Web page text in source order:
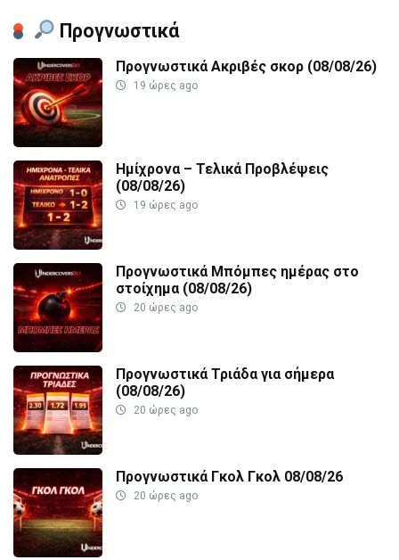
Προγνωστικά
Προγνωστικά Ακριβές σκορ (08/08/26)
19 ώρες ago
Ημίχρονα – Τελικά Προβλέψεις
(08/08/26)
19 ώρες ago
Προγνωστικά Μπόμπες ημέρας στο
στοίχημα (08/08/26)
20 ώρες ago
Προγνωστικά Τριάδα για σήμερα
(08/08/26)
20 ώρες ago
Προγνωστικά Γκολ Γκολ 08/08/26
20 ώρες ago